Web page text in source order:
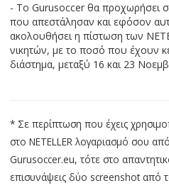
- To Gurusoccer θα προχωρήσει
που απεστάλησαν και εφόσον
ακολουθήσει η πίστωση των
νικητών, με το ποσό που έχουν
διάστημα, μεταξύ 16 και 23
* Σε περίπτωση που έχεις
στο NETELLER λογαριασμό σου
Gurusoccer.eu, τότε στο
επισυνάψεις δύο screenshot από